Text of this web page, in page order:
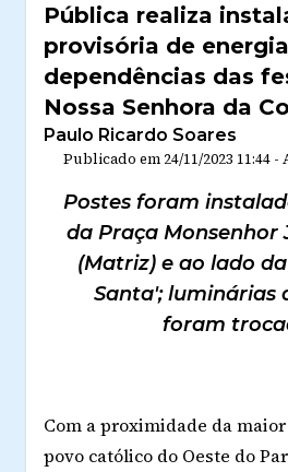
Pública realiza
provisória de
dependências das
Nossa Senhora da
Paulo Ricardo Soares
Publicado em 24/11/2023 11:44 -
Postes foram
da Praça Monsenhor
(Matriz) e ao lado
Santa'; luminárias
foram
Com a proximidade da
povo católico do Oeste do